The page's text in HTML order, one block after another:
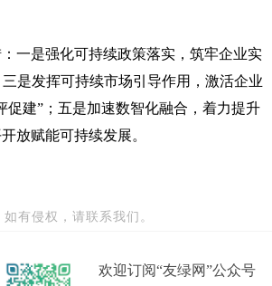
一是强化可持续政策落实，筑牢企业实
是发挥可持续市场引导作用，激活企业
促建”；五是加速数智化融合，着力提升
放赋能可持续发展。
有侵权，请联系我们。
欢迎订阅“友绿网”公众号